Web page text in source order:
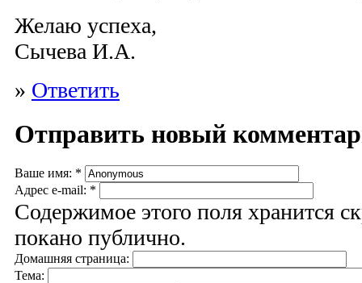
Желаю успеха,
Сычева И.А.
» Ответить
Отправить новый
Ваше имя: *
Адрес e-mail: *
Содержимое этого поля хранится
покано публично.
Домашняя страница:
Тема: